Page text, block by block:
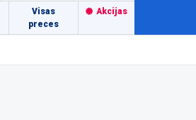
Visas
preces
Akcijas